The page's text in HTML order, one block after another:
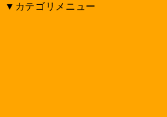
▼カテゴリメニュー